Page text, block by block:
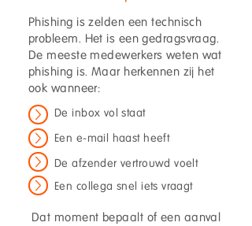
Phishing is zelden een technisch
probleem. Het is een gedragsvraag.
De meeste medewerkers weten wat
phishing is. Maar herkennen zij het
ook wanneer:
De inbox vol staat
Een e-mail haast heeft
De afzender vertrouwd voelt
Een collega snel iets vraagt
Dat moment bepaalt of een aanval